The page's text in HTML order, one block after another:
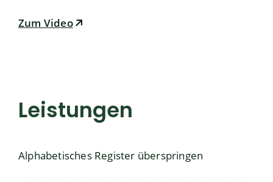
Zum Video
Leistungen
Alphabetisches Register überspringen